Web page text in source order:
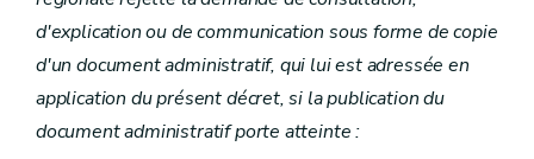
d'explication ou de communication sous forme de copie
d'un document administratif, qui lui est adressée en
application du présent décret, si la publication du
document administratif porte atteinte :